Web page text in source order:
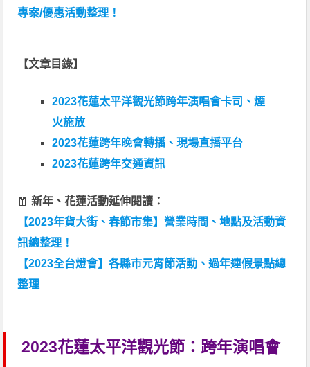
專案/優惠活動整理！
【文章目錄】
2023花蓮太平洋觀光節跨年演唱會卡司、煙
火施放
2023花蓮跨年晚會轉播、現場直播平台
2023花蓮跨年交通資訊
🧧新年、花蓮活動延伸閱讀：
【2023年貨大街、春節市集】營業時間、地點及活動資
訊總整理！
【2023全台燈會】各縣市元宵節活動、過年連假景點總
整理
2023花蓮太平洋觀光節：跨年演唱會